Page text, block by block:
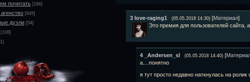
почитать [166]
[645]
дуэли [54]
[108]
3 love-raging1 (05.05.2018 14:30) [Материал]
Это премия для пользователей сайта,
4 _Andersen_sl (05.05.2018 14:40) [
а....понятно
я тут просто недавно наткнулась на